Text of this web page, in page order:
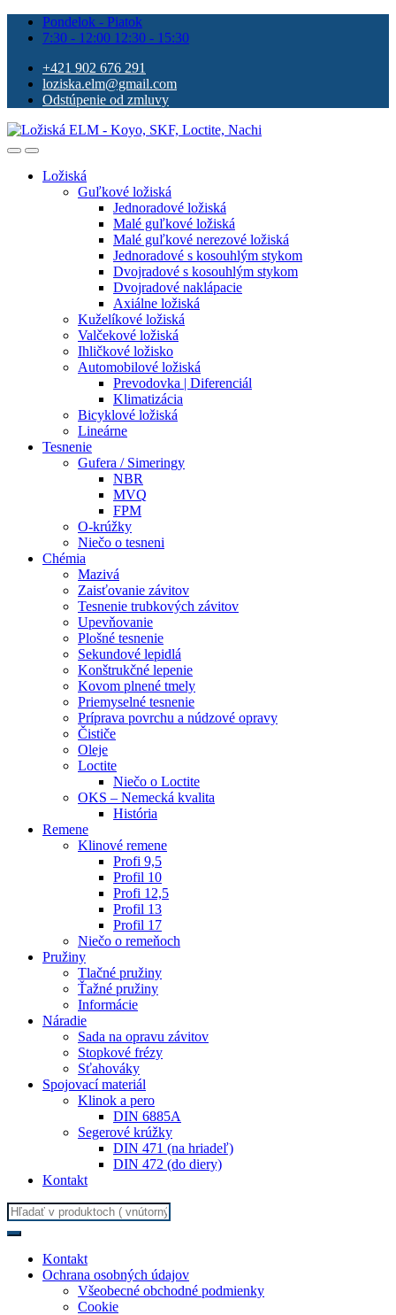
Pondelok - Piatok
7:30 - 12:00 12:30 - 15:30
+421 902 676 291
loziska.elm@gmail.com
Odstúpenie od zmluvy
Ložiská
Guľkové ložiská
Jednoradové ložiská
Malé guľkové ložiská
Malé guľkové nerezové ložiská
Jednoradové s kosouhlým stykom
Dvojradové s kosouhlým stykom
Dvojradové naklápacie
Axiálne ložiská
Kuželíkové ložiská
Valčekové ložiská
Ihličkové ložisko
Automobilové ložiská
Prevodovka | Diferenciál
Klimatizácia
Bicyklové ložiská
Lineárne
Tesnenie
Gufera / Simeringy
NBR
MVQ
FPM
O-krúžky
Niečo o tesneni
Chémia
Mazivá
Zaisťovanie závitov
Tesnenie trubkových závitov
Upevňovanie
Plošné tesnenie
Sekundové lepidlá
Konštrukčné lepenie
Kovom plnené tmely
Priemyselné tesnenie
Príprava povrchu a núdzové opravy
Čističe
Oleje
Loctite
Niečo o Loctite
OKS – Nemecká kvalita
História
Remene
Klinové remene
Profi 9,5
Profil 10
Profi 12,5
Profil 13
Profil 17
Niečo o remeňoch
Pružiny
Tlačné pružiny
Ťažné pružiny
Informácie
Náradie
Sada na opravu závitov
Stopkové frézy
Sťahováky
Spojovací materiál
Klinok a pero
DIN 6885A
Segerové krúžky
DIN 471 (na hriadeľ)
DIN 472 (do diery)
Kontakt
Search
for:
Kontakt
Ochrana osobných údajov
Všeobecné obchodné podmienky
Cookie